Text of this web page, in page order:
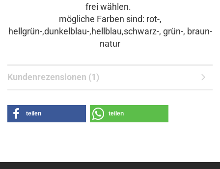
frei wählen.
mögliche Farben sind: rot-,
hellgrün-,dunkelblau-,hellblau,schwarz-, grün-, braun-
natur
Kundenrezensionen (1)
teilen teilen